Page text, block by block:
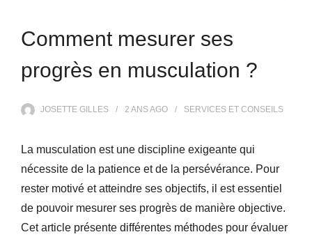
Comment mesurer ses
progrès en musculation ?
JOSETTE GILLES 2 ANSAGO SERVICES ET CONSEILS
La musculation est une discipline exigeante qui
nécessite de la patience et de la persévérance. Pour
rester motivé et atteindre ses objectifs, il est essentiel
de pouvoir mesurer ses progrès de manière objective.
Cet article présente différentes méthodes pour évaluer